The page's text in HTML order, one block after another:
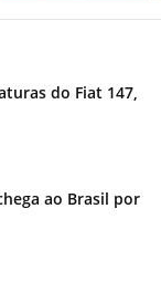
do Fiat 147,
ao Brasil por